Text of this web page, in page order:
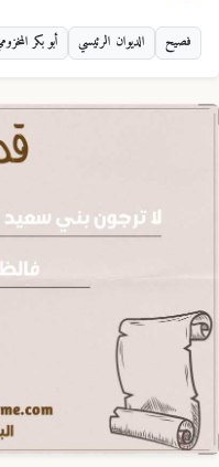
فصيح الديوان الرئيسي أبو بكر